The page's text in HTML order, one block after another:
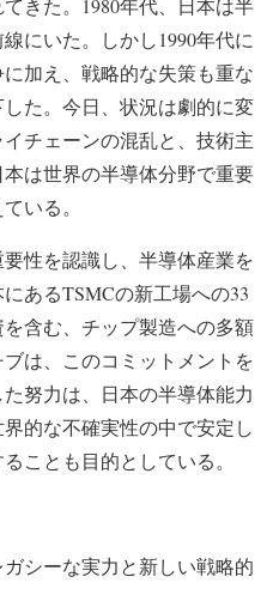
きた。1980年代、日本は半
にいた。しかし1990年代に
加え、戦略的な失策も重な
た。今日、状況は劇的に変
チェーンの混乱と、技術主
は世界の半導体分野で重要
いる。
性を認識し、半導体産業を
あるTSMCの新工場への33
含む、チップ製造への多額
は、このコミットメントを
努力は、日本の半導体能力
的な不確実性の中で安定し
ことも目的としている。
シーな実力と新しい戦略的